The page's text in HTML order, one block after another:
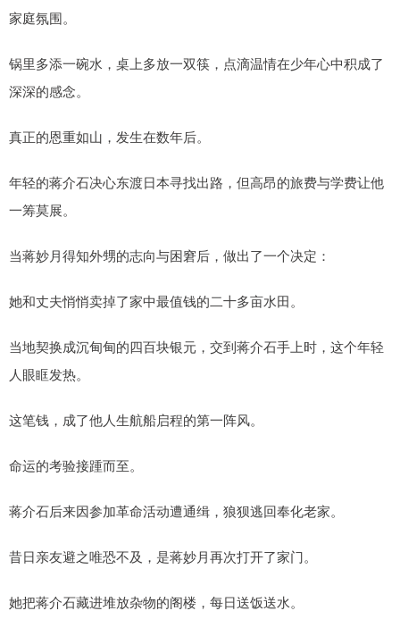
家庭氛围。
锅里多添一碗水，桌上多放一双筷，点滴温情在少年心中积成了
深深的感念。
真正的恩重如山，发生在数年后。
年轻的蒋介石决心东渡日本寻找出路，但高昂的旅费与学费让他
一筹莫展。
当蒋妙月得知外甥的志向与困窘后，做出了一个决定：
她和丈夫悄悄卖掉了家中最值钱的二十多亩水田。
当地契换成沉甸甸的四百块银元，交到蒋介石手上时，这个年轻
人眼眶发热。
这笔钱，成了他人生航船启程的第一阵风。
命运的考验接踵而至。
蒋介石后来因参加革命活动遭通缉，狼狈逃回奉化老家。
昔日亲友避之唯恐不及，是蒋妙月再次打开了家门。
她把蒋介石藏进堆放杂物的阁楼，每日送饭送水。